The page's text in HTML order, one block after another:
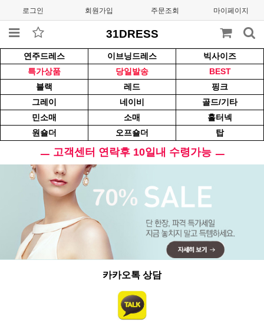
로그인 회원가입 주문조회 마이페이지
31DRESS
연주드레스 이브닝드레스
빅사이즈
특가상품
당일발송
BEST
블랙
레드
핑크
그레이
네이비
골드/기타
민소매
소매
홀터넥
원숄더
오프숄더 탑
ㅡ 고객센터 연락후 10일내 수령가능 ㅡ
카카오톡 상담